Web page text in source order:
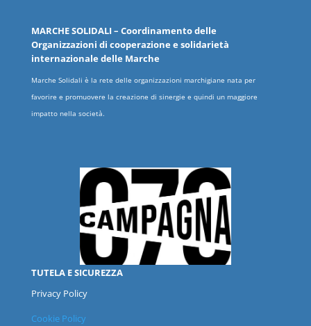
MARCHESOLIDALI– Coordinamento delle
Organizzazioni di cooperazione e solidarietà
internazionale delle Marche
Marche Solidali è la rete delle organizzazioni marchigiane nata per
favorire e promuovere la creazione di sinergie e quindi un maggiore
impatto nella società.
TUTELA E SICUREZZA
Privacy Policy
Cookie Policy